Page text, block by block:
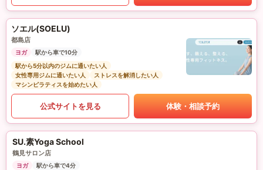
ソエル(SOELU)
都島店
ヨガ
駅から車で10分
駅から5分以内のジムに通いたい人
女性専用ジムに通いたい人
ストレスを解消したい人
マシンピラティスを始めたい人
公式サイトを見る 体験・相談予約
SU.素Yoga School
鶴見サロン店
ヨガ 駅から車で4分